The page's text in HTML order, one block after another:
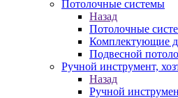
Потолочные системы
Назад
Потолочные
Комплектующие
Подвесной
Ручной инструмент,
Назад
Ручной